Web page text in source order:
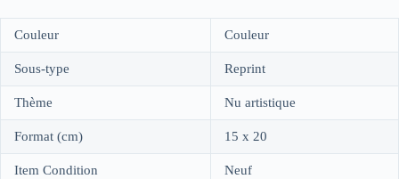
Couleur Couleur
Sous-type Reprint
Thème Nu artistique
Format (cm) 15 x 20
Item Condition Neuf